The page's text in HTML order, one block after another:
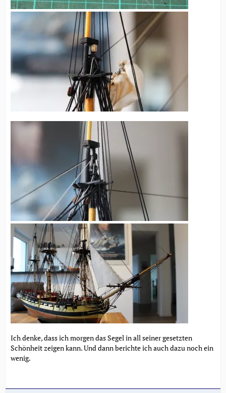
Ich denke, dass ich morgen das Segel in all seiner gesetzten
Schönheit zeigen kann. Und dann berichte ich auch dazu noch ein
wenig.